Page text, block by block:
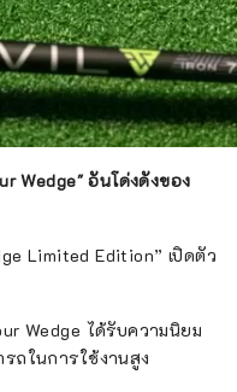
Wedge" อันโด่งดังของ
Limited Edition” เปิดตัว
Wedge ได้รับความนิยม
ถในการใช้งานสูง